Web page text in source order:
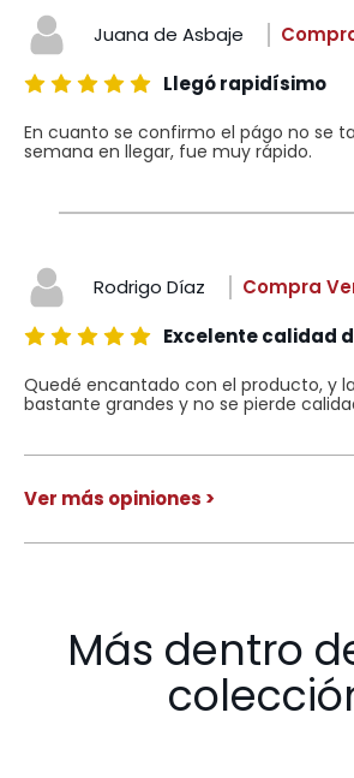
Juana de Asbaje
Llegó rapidísimo
En cuanto se confirmo el págo no se
semana en llegar, fue muy rápido.
Rodrigo Díaz
Compra
Excelente calidad
Quedé encantado con el producto, y
bastante grandes y no se pierde
Ver más opiniones >
Más dentro